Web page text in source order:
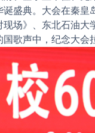
诞盛典。大会在秦皇
现场》、东北石油大
声中，纪念大会拉